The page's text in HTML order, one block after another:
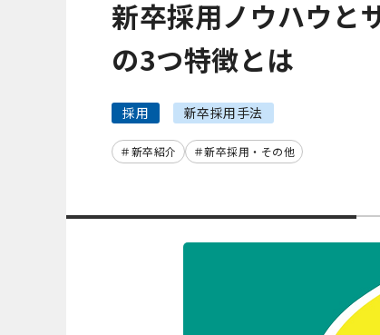
新卒採用ノウハウと
の3つ特徴とは
採用 新卒採用手法
新卒紹介 新卒採用・その他